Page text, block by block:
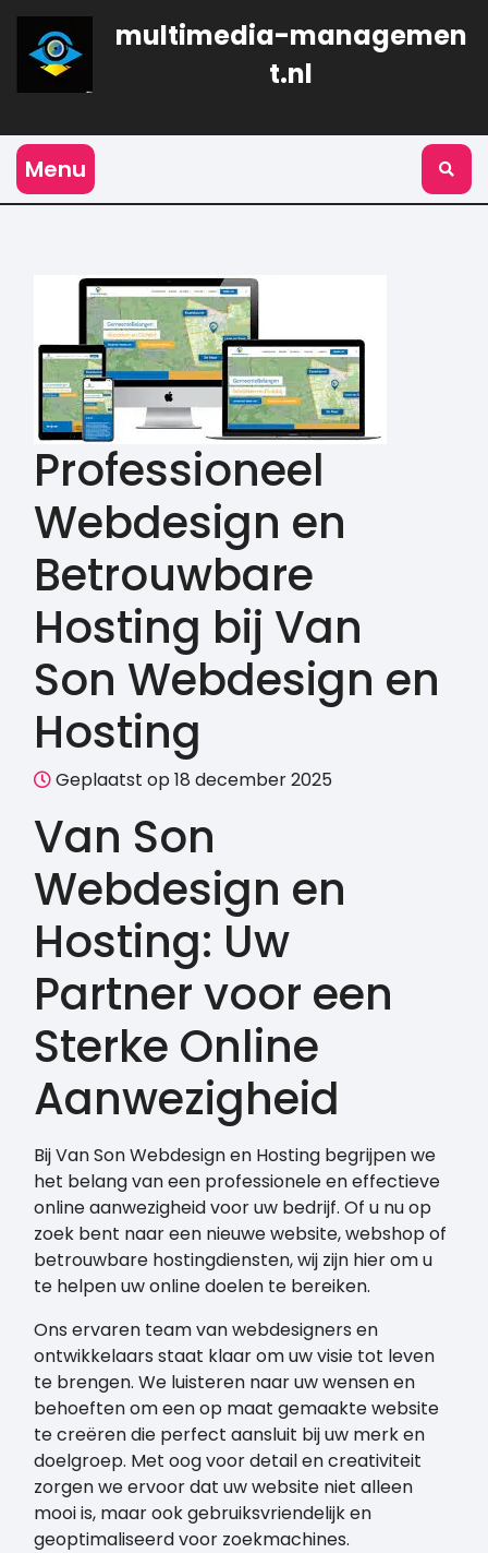
Naar
inhoud
gaan
multimedia-managemen
t.nl
Menu
Professioneel
Webdesign en
Betrouwbare
Hosting bij Van
Son Webdesign en
Hosting
Geplaatst op 18 december 2025
Van Son
Webdesign en
Hosting: Uw
Partner voor een
Sterke Online
Aanwezigheid
Bij Van Son Webdesign en Hosting begrijpen we
het belang van een professionele en effectieve
online aanwezigheid voor uw bedrijf. Of u nu op
zoek bent naar een nieuwe website, webshop of
betrouwbare hostingdiensten, wij zijn hier om u
te helpen uw online doelen te bereiken.
Ons ervaren team van webdesigners en
ontwikkelaars staat klaar om uw visie tot leven
te brengen. We luisteren naar uw wensen en
behoeften om een op maat gemaakte website
te creëren die perfect aansluit bij uw merk en
doelgroep. Met oog voor detail en creativiteit
zorgen we ervoor dat uw website niet alleen
mooi is, maar ook gebruiksvriendelijk en
geoptimaliseerd voor zoekmachines.